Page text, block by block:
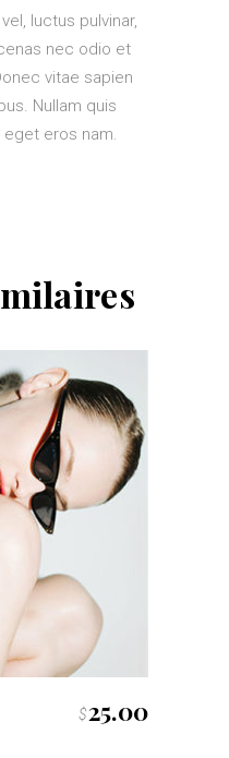
luctus pulvinar,
nec odio et
vitae sapien
Nullam quis
eros nam.
$25.00